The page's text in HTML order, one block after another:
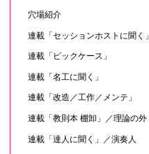
穴場紹介
連載「セッションホストに聞く」
連載「ピックケース」
連載「名工に聞く」
連載「改造／工作／メンテ」
連載「教則本 棚卸」／理論の外
連載「達人に聞く」／演奏人